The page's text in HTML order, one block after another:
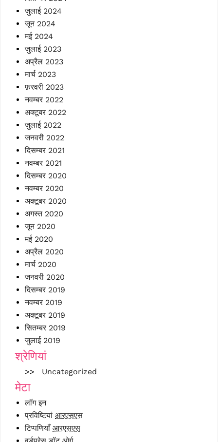
जुलाई 2024
जून 2024
मई 2024
जुलाई 2023
अप्रैल 2023
मार्च 2023
फ़रवरी 2023
नवम्बर 2022
अक्टूबर 2022
जुलाई 2022
जनवरी 2022
दिसम्बर 2021
नवम्बर 2021
दिसम्बर 2020
नवम्बर 2020
अक्टूबर 2020
अगस्त 2020
जून 2020
मई 2020
अप्रैल 2020
मार्च 2020
जनवरी 2020
दिसम्बर 2019
नवम्बर 2019
अक्टूबर 2019
सितम्बर 2019
जुलाई 2019
श्रेणियां
Uncategorized
मेटा
लॉग इन
प्रविष्टियां आरएसएस
टिप्पणियाँ आरएसएस